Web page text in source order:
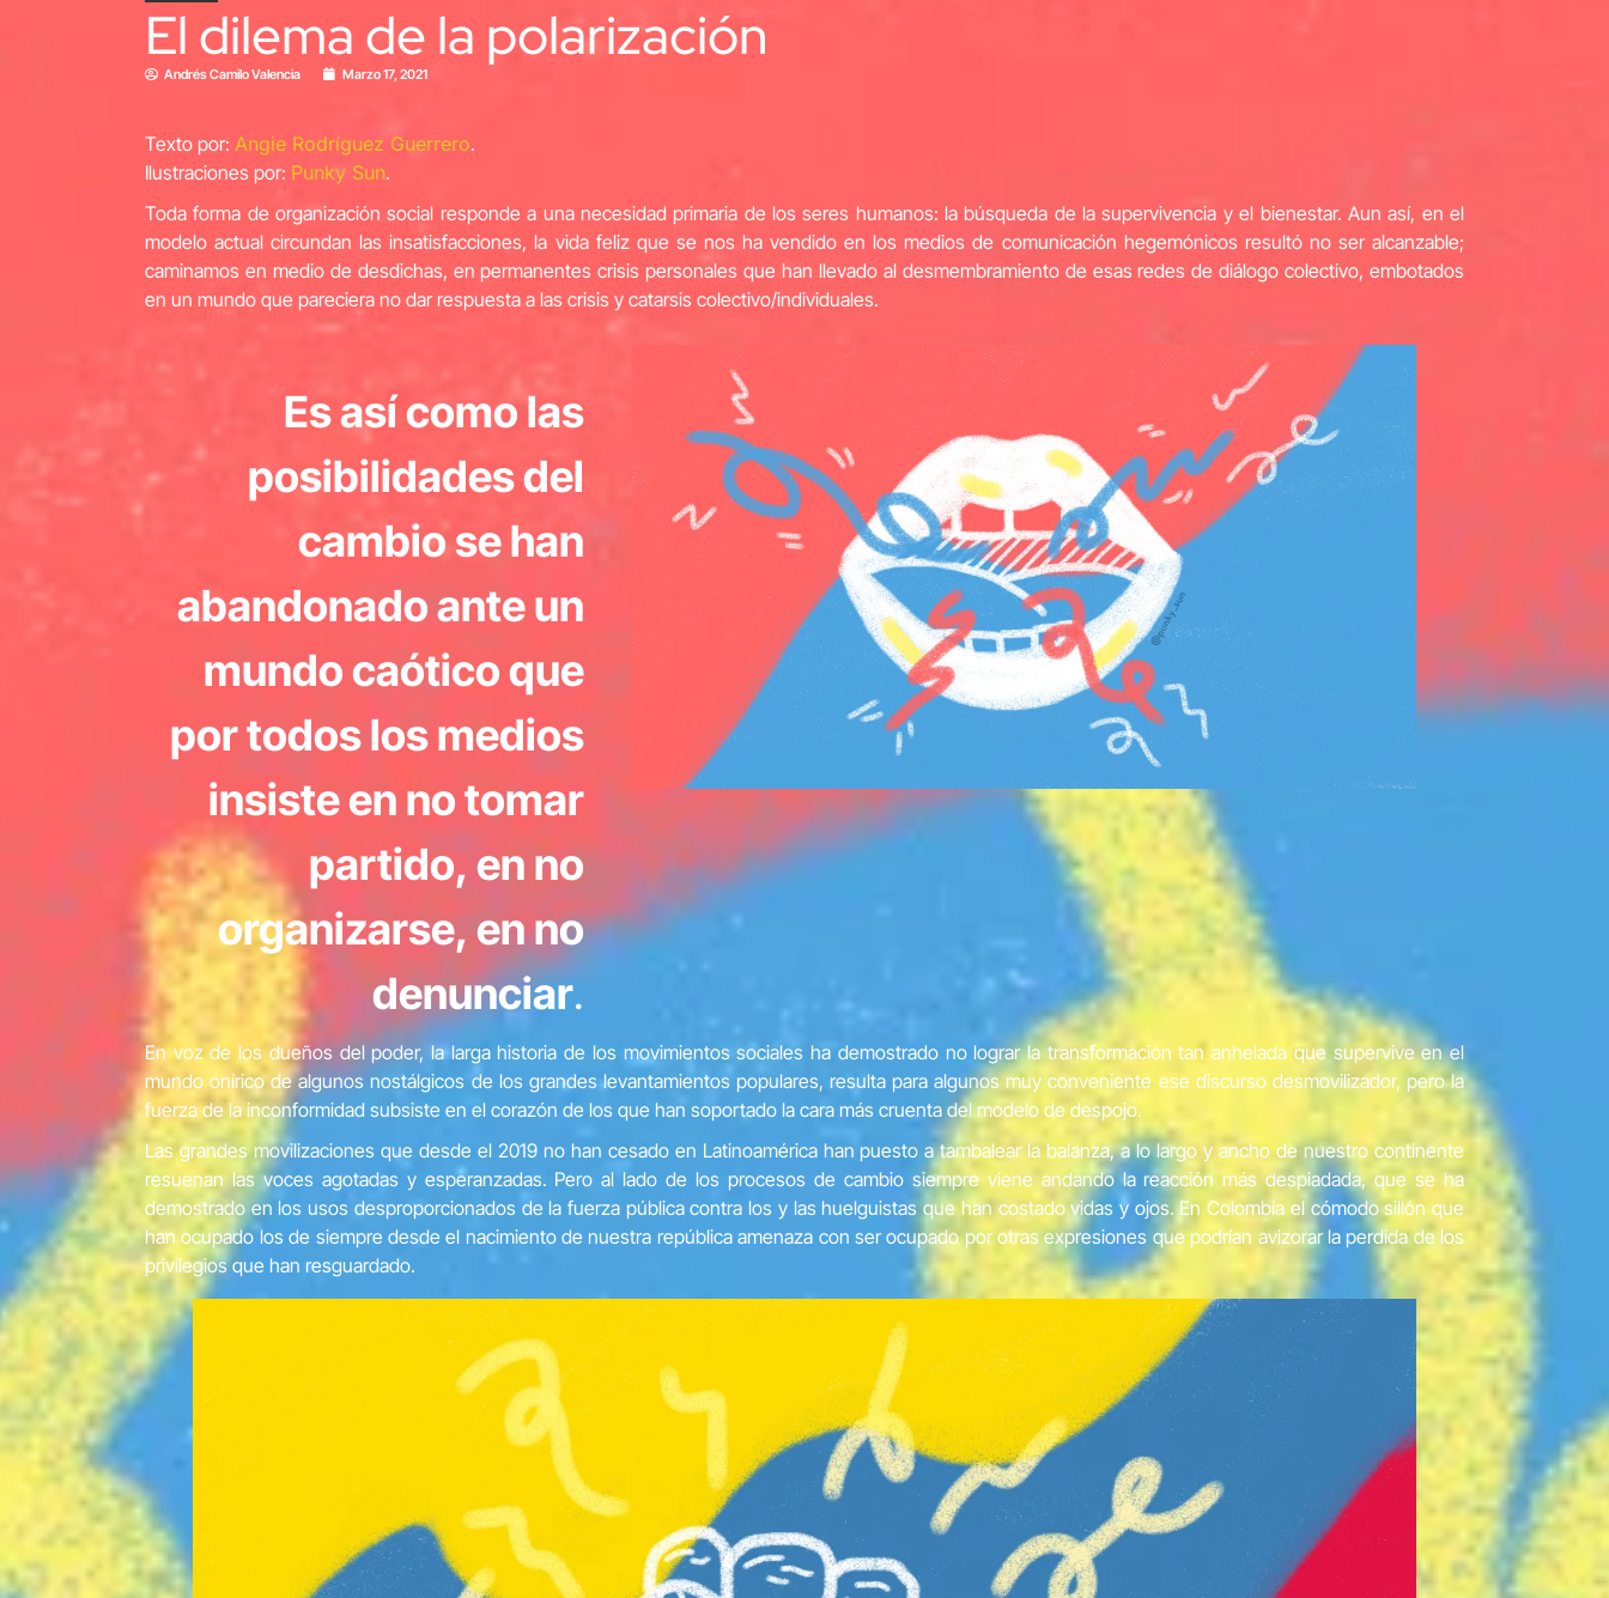
El dilema de la polarización
Andrés Camilo Valencia Marzo 17, 2021
Texto por: Angie Rodríguez Guerrero.
Ilustraciones por: Punky Sun.
Toda forma de organización social responde a una necesidad primaria de los seres humanos: la búsqueda de la supervivencia y el bienestar. Aun así, en el
modelo actual circundan las insatisfacciones, la vida feliz que se nos ha vendido en los medios de comunicación hegemónicos resultó no ser alcanzable;
caminamos en medio de desdichas, en permanentes crisis personales que han llevado al desmembramiento de esas redes de diálogo colectivo, embotados
en un mundo que pareciera no dar respuesta a las crisis y catarsis colectivo/individuales.
Es así como las
posibilidades del
cambio se han
abandonado ante un
mundo caótico que
por todos los medios
insiste en no tomar
partido, en no
organizarse, en no
denunciar.
En voz de los dueños del poder, la larga historia de los movimientos sociales ha demostrado no lograr la transformación tan anhelada que supervive en el
mundo onírico de algunos nostálgicos de los grandes levantamientos populares, resulta para algunos muy conveniente ese discurso desmovilizador, pero la
fuerza de la inconformidad subsiste en el corazón de los que han soportado la cara más cruenta del modelo de despojo.
Las grandes movilizaciones que desde el 2019 no han cesado en Latinoamérica han puesto a tambalear la balanza, a lo largo y ancho de nuestro continente
resuenan las voces agotadas y esperanzadas. Pero al lado de los procesos de cambio siempre viene andando la reacción más despiadada, que se ha
demostrado en los usos desproporcionados de la fuerza pública contra los y las huelguistas que han costado vidas y ojos. En Colombia el cómodo sillón que
han ocupado los de siempre desde el nacimiento de nuestra república amenaza con ser ocupado por otras expresiones que podrían avizorar la perdida de los
privilegios que han resguardado.